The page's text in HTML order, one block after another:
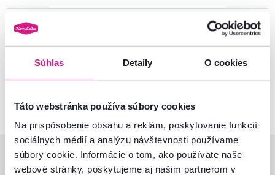
Súhlas Detaily O cookies
Táto webstránka používa súbory cookies
Na prispôsobenie obsahu a reklám, poskytovanie funkcií
sociálnych médií a analýzu návštevnosti používame
súbory cookie. Informácie o tom, ako používate naše
webové stránky, poskytujeme aj našim partnerom v
Nenašli ste požadované informácie?
Kontaktujte nás a my vám radi poradíme
Hodnotenia produktu